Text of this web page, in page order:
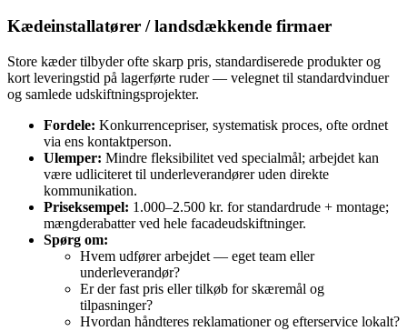
Kædeinstallatører / landsdækkende firmaer
Store kæder tilbyder ofte skarp pris, standardiserede produkter og
kort leveringstid på lagerførte ruder — velegnet til standardvinduer
og samlede udskiftningsprojekter.
Fordele: Konkurrencepriser, systematisk proces, ofte ordnet
via ens kontaktperson.
Ulemper: Mindre fleksibilitet ved specialmål; arbejdet kan
være udliciteret til underleverandører uden direkte
kommunikation.
Priseksempel: 1.000–2.500 kr. for standardrude + montage;
mængderabatter ved hele facadeudskiftninger.
Spørg om:
Hvem udfører arbejdet — eget team eller
underleverandør?
Er der fast pris eller tilkøb for skæremål og
tilpasninger?
Hvordan håndteres reklamationer og efterservice lokalt?